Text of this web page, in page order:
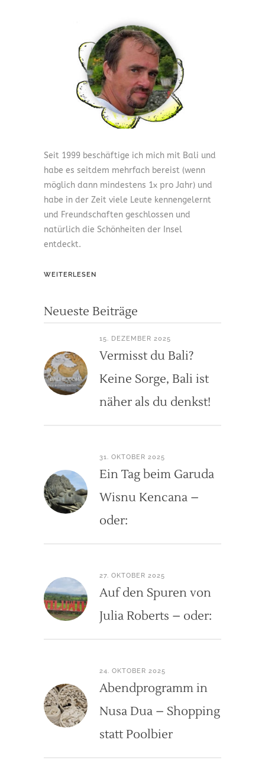
Seit 1999 beschäftige ich mich mit Bali und
habe es seitdem mehrfach bereist (wenn
möglich dann mindestens 1x pro Jahr) und
habe in der Zeit viele Leute kennengelernt
und Freundschaften geschlossen und
natürlich die Schönheiten der Insel
entdeckt.
WEITERLESEN
Neueste Beiträge
15. DEZEMBER 2025
Vermisst du Bali?
Keine Sorge, Bali ist
näher als du denkst!
31. OKTOBER 2025
Ein Tag beim Garuda
Wisnu Kencana –
oder:
27. OKTOBER 2025
Auf den Spuren von
Julia Roberts – oder:
24. OKTOBER 2025
Abendprogramm in
Nusa Dua – Shopping
statt Poolbier